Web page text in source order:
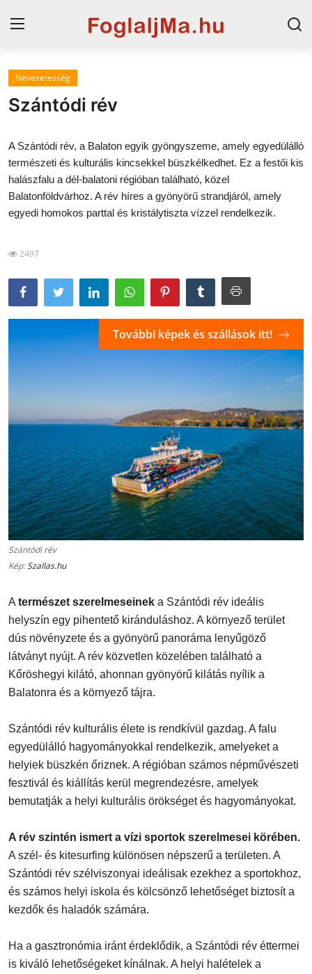
Horvát tengerpart
Horvátország
Szállások a Balatonon
Szállások Hajdúszoboszlón
Nevezetesség
Szántódi rév
A Szántódi rév, a Balaton egyik gyöngyszeme, amely egyedülálló
természeti és kulturális kincsekkel büszkélkedhet. Ez a festői kis
halászfalu a dél-balatoni régióban található, közel
Balatonföldvárhoz. A rév híres a gyönyörű strandjáról, amely
egyedi homokos parttal és kristálytiszta vízzel rendelkezik.
2497
Szántódi rév
Kép:Szallas.hu
További képek és szállások itt!
A természet szerelmeseinek a Szántódi rév ideális
helyszín egy pihentető kiránduláshoz. A környező terület
dús növényzete és a gyönyörű panoráma lenyűgöző
látványt nyújt. A rév közvetlen közelében található a
Kőröshegyi kilátó, ahonnan gyönyörű kilátás nyílik a
Balatonra és a környező tájra.
Szántódi rév kulturális élete is rendkívül gazdag. A falu
egyedülálló hagyományokkal rendelkezik, amelyeket a
helyiek büszkén őriznek. A régióban számos népművészeti
fesztivál és kiállítás kerül megrendezésre, amelyek
bemutatják a helyi kulturális örökséget és hagyományokat.
A rév szintén ismert a vízi sportok szerelmesei körében.
A szél- és kitesurfing különösen népszerű a területen. A
Szántódi rév szélviszonyai ideálisak ezekhez a sportokhoz,
és számos helyi iskola és kölcsönző lehetőséget biztosít a
kezdők és haladók számára.
Ha a gasztronómia iránt érdeklődik, a Szántódi rév éttermei
is kiváló lehetőségeket kínálnak. A helyi halételek a